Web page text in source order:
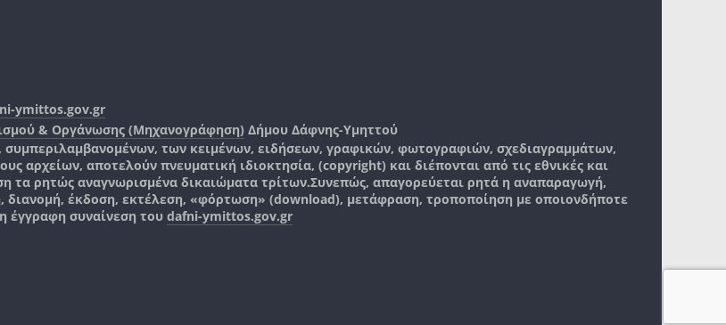
ymittos.gov.gr
& Οργάνωσης (Μηχανογράφηση) Δήμου Δάφνης-Υμηττού
συμπεριλαμβανομένων, των κειμένων, ειδήσεων, γραφικών, φωτογραφιών, σχεδιαγραμμάτων,
αρχείων, αποτελούν πνευματική ιδιοκτησία, (copyright) και διέπονται από τις εθνικές και
τα ρητώς αναγνωρισμένα δικαιώματα τρίτων.Συνεπώς, απαγορεύεται ρητά η αναπαραγωγή,
έκδοση, εκτέλεση, «φόρτωση» (download), μετάφραση, τροποποίηση με οποιονδήποτε
έγγραφη συναίνεση του dafni-ymittos.gov.gr